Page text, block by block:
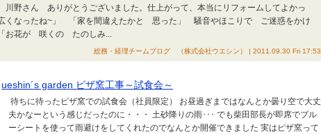
野さん ありがとうございました。仕上がって、本当にリフォームしてよかっ
くなったね~」 「家を間違えたかと 思った」 騒音やほこりで ご迷惑をかけ
お花が 咲くの たのしみ...
総務・経理チームブログ （株式会社ウエシン） | 2011.09.30 Fri 17:53
ueshin´s garden ピザ窯工事～試食会～
待ちに待ったピザ窯での試食会（社員限定） お昼過ぎまではなんとか曇り空で大丈
夫かなーという感じだったのに・・・ 土砂降りの雨･･･ でも柴田部長が即席でブル
ーシートを使って雨避けをしてくれたのでなんとか開催できました 実はピザ窯って